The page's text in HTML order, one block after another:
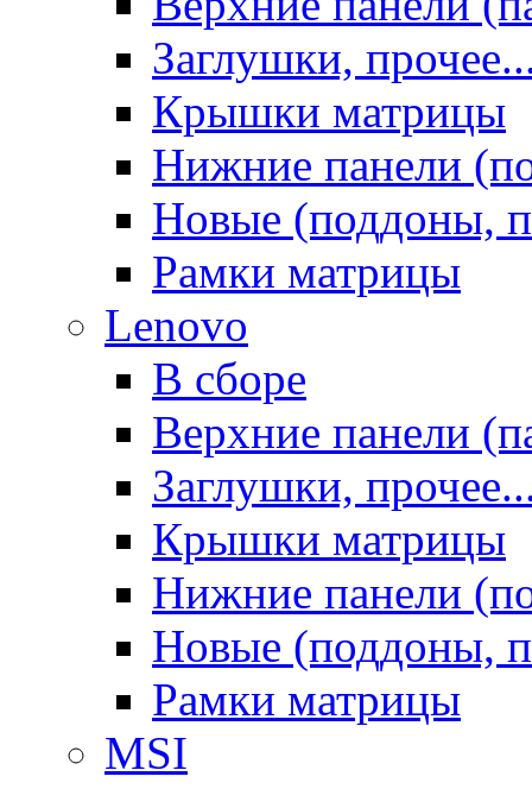
Заглушки,
Крышки матрицы
Нижние панели
Новые (поддоны,
Рамки матрицы
Lenovo
В сборе
Верхние панели
Заглушки,
Крышки матрицы
Нижние панели
Новые (поддоны,
Рамки матрицы
MSI